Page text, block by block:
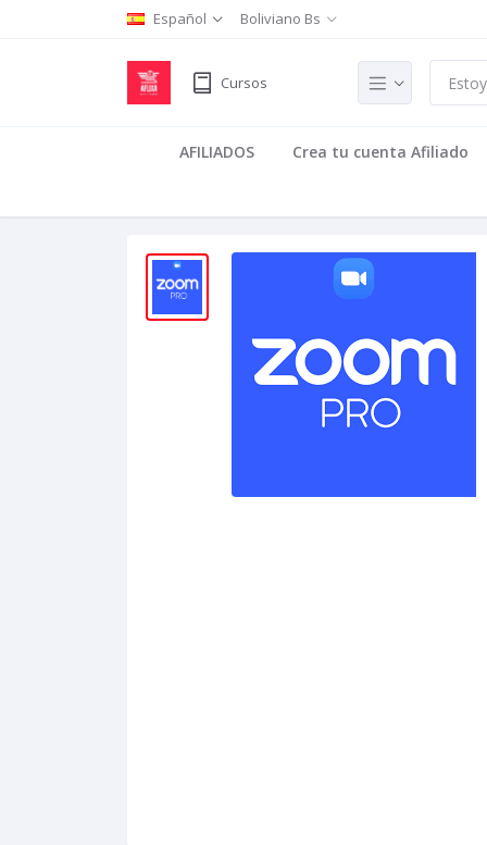
Español Boliviano Bs
Cursos
AFILIADOS Crea tu cuenta Afiliado